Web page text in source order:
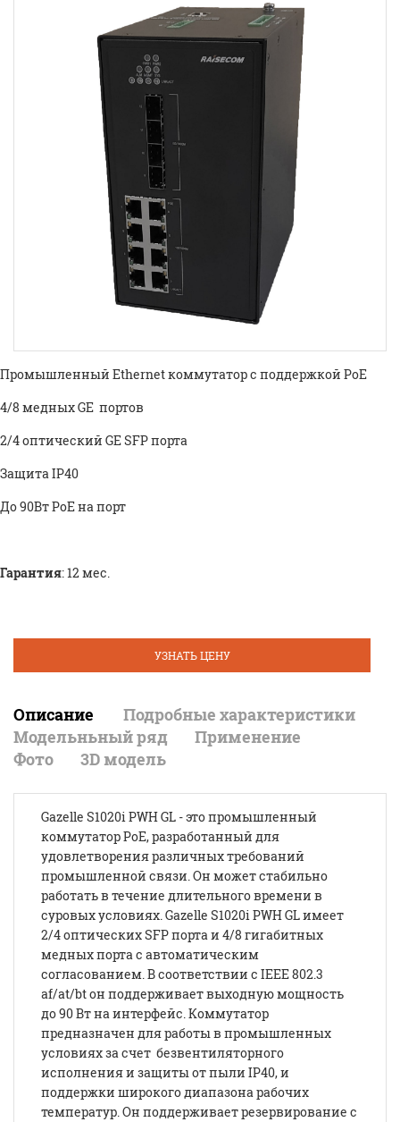
Промышленный Ethernet коммутатор с поддержкой PoE
4/8 медных GE портов
2/4 оптический GE SFP порта
Защита IP40
До 90Вт PoE на порт
Гарантия: 12 мес.
УЗНАТЬ ЦЕНУ
Описание
Подробные характеристики
Модельньный ряд
Применение
Фото
3D модель
Gazelle S1020i PWH GL - это промышленный
коммутатор PoE, разработанный для
удовлетворения различных требований
промышленной связи. Он может стабильно
работать в течение длительного времени в
суровых условиях. Gazelle S1020i PWH GL имеет
2/4 оптических SFP порта и 4/8 гигабитных
медных порта с автоматическим
согласованием. В соответствии с IEEE 802.3
af/at/bt он поддерживает выходную мощность
до 90 Вт на интерфейс. Коммутатор
предназначен для работы в промышленных
условиях за счет безвентиляторного
исполнения и защиты от пыли IP40, и
поддержки широкого диапазона рабочих
температур. Он поддерживает резервирование с